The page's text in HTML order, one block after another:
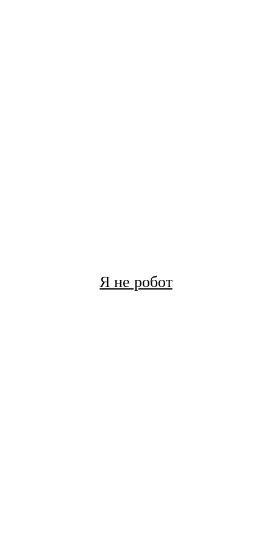
Я не робот